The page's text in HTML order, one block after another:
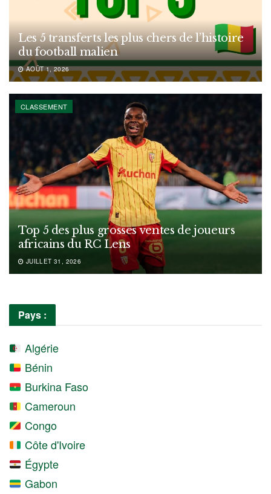
Les 5 transferts les plus chers de l’histoire
du football malien
AOÛT 1, 2026
CLASSEMENT
Top 5 des plus grosses ventes de joueurs
africains du RC Lens
JUILLET 31, 2026
Pays :
Algérie
Bénin
Burkina Faso
Cameroun
Congo
Côte d'Ivoire
Égypte
Gabon